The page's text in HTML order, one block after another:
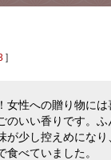
]
女性への贈り物には
のいい香りです。ふ
少し控えめになり
べていました。